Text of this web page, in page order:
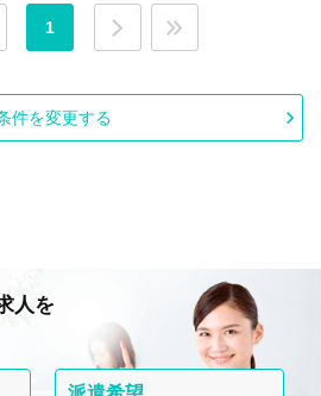
1
件を変更する
人を